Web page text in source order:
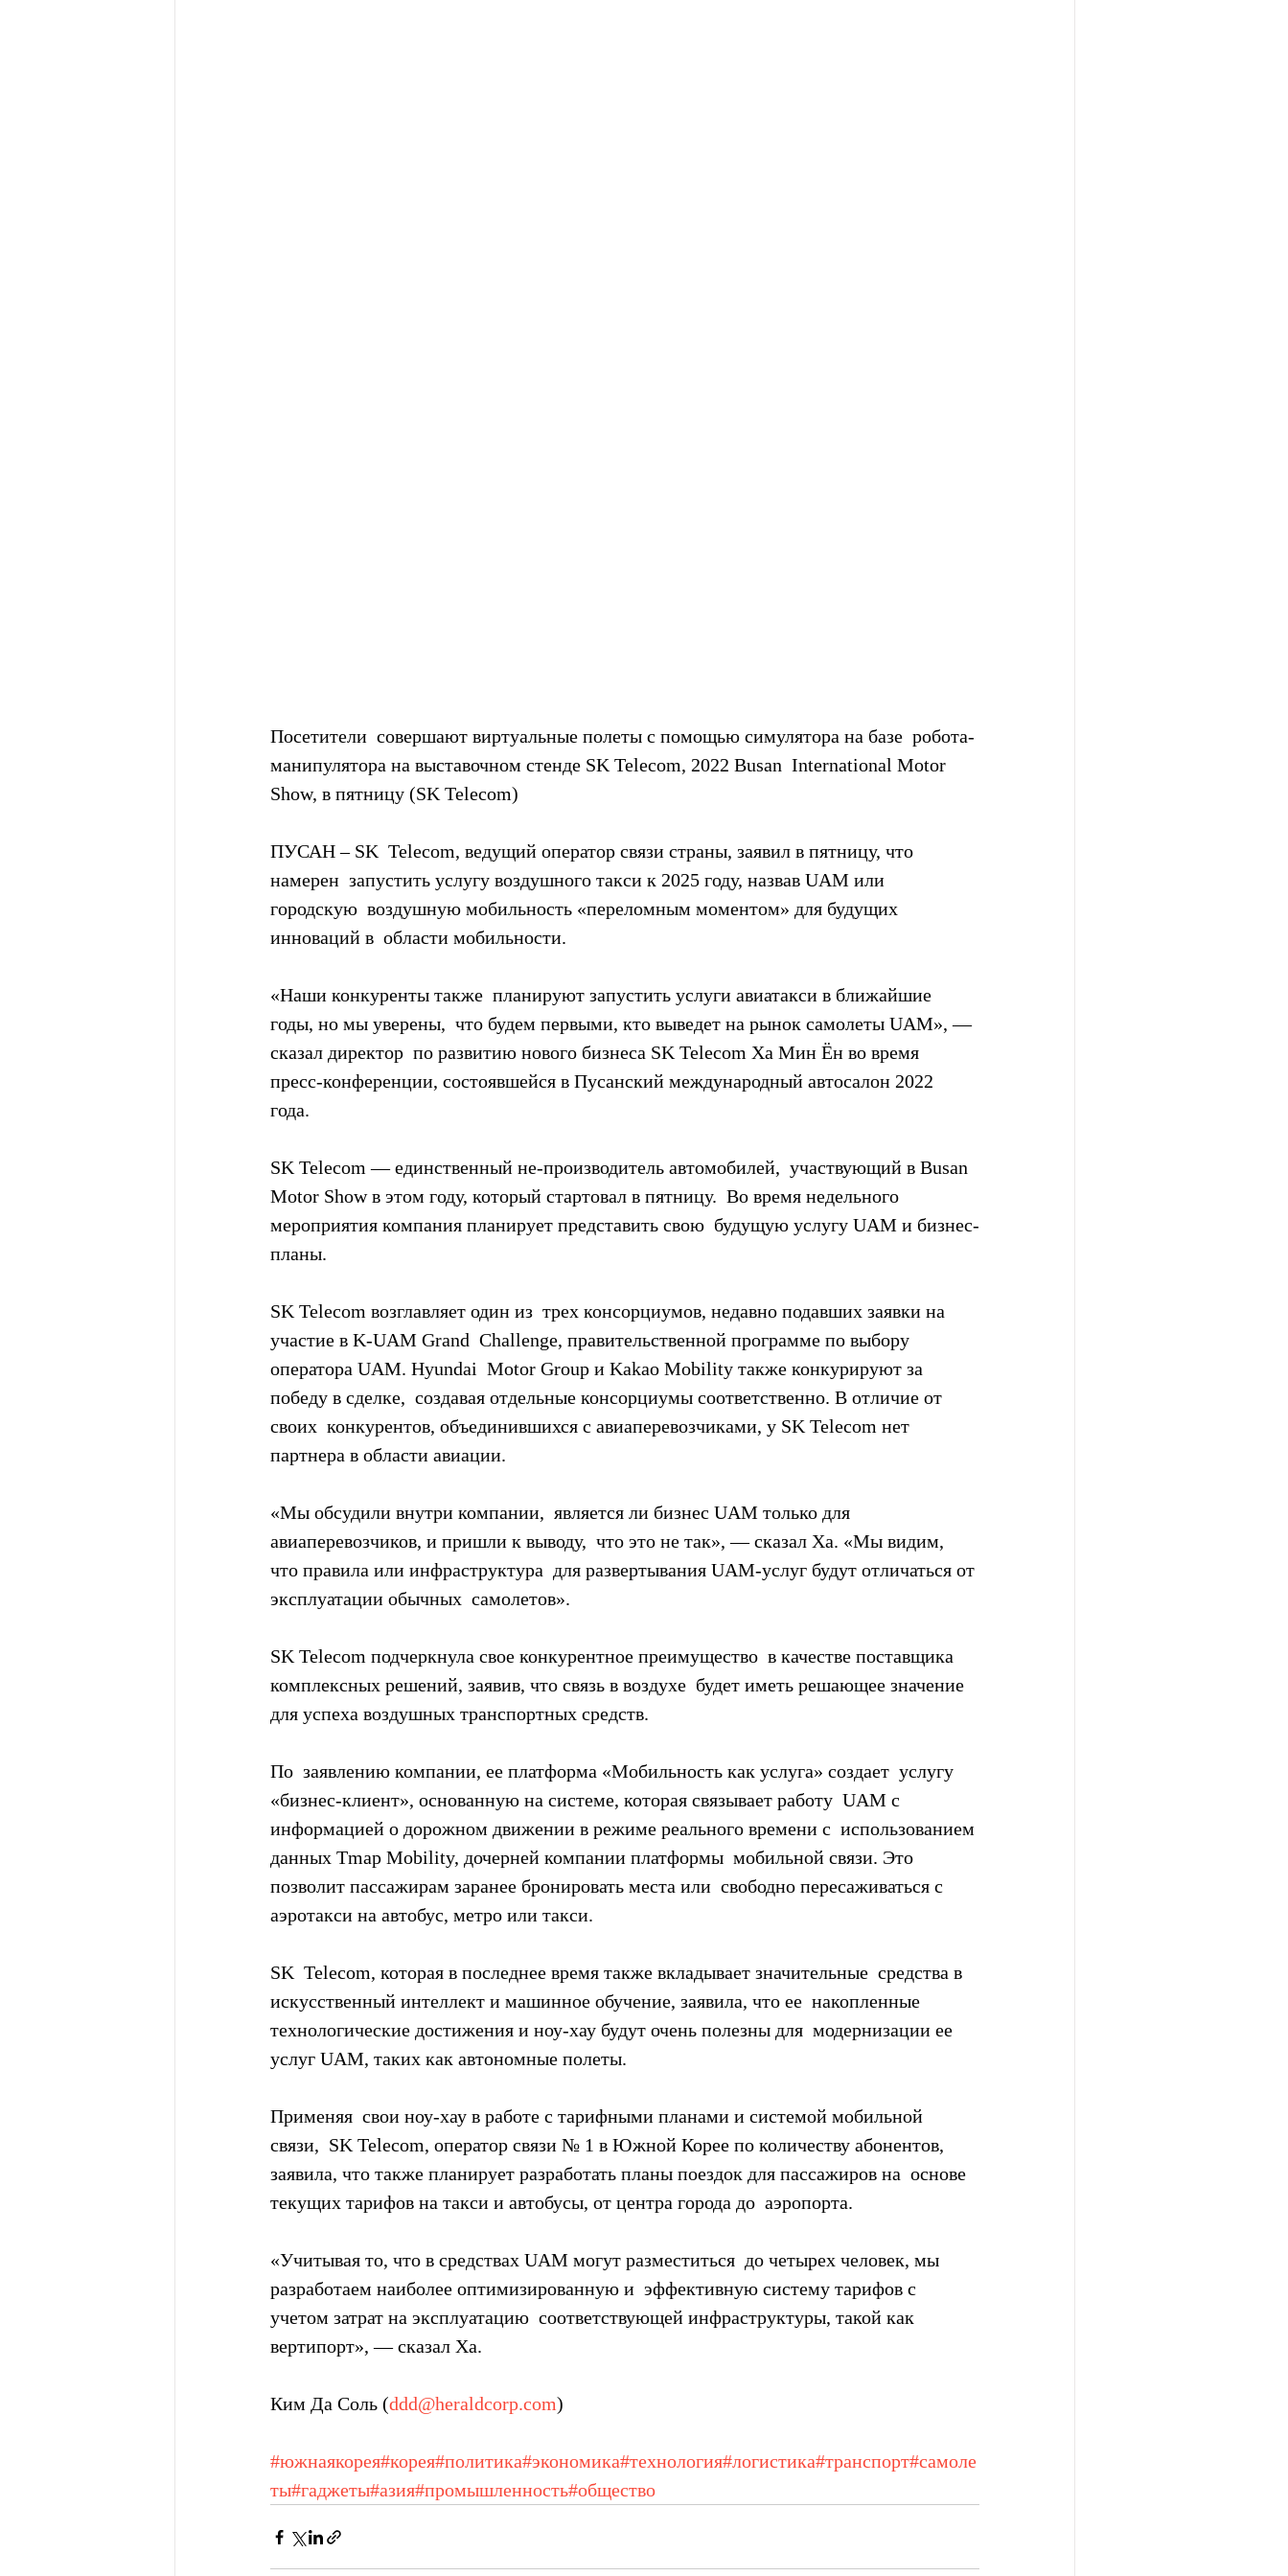
Посетители  совершают виртуальные полеты с помощью симулятора на базе  робота-
манипулятора на выставочном стенде SK Telecom, 2022 Busan  International Motor
Show, в пятницу (SK Telecom)
ПУСАН – SK  Telecom, ведущий оператор связи страны, заявил в пятницу, что
намерен  запустить услугу воздушного такси к 2025 году, назвав UAM или
городскую  воздушную мобильность «переломным моментом» для будущих
инноваций в  области мобильности.
«Наши конкуренты также  планируют запустить услуги авиатакси в ближайшие
годы, но мы уверены,  что будем первыми, кто выведет на рынок самолеты UAM», —
сказал директор  по развитию нового бизнеса SK Telecom Ха Мин Ён во время
пресс-конференции, состоявшейся в Пусанский международный автосалон 2022
года.
SK Telecom — единственный не-производитель автомобилей,  участвующий в Busan
Motor Show в этом году, который стартовал в пятницу.  Во время недельного
мероприятия компания планирует представить свою  будущую услугу UAM и бизнес-
планы.
SK Telecom возглавляет один из  трех консорциумов, недавно подавших заявки на
участие в K-UAM Grand  Challenge, правительственной программе по выбору
оператора UAM. Hyundai  Motor Group и Kakao Mobility также конкурируют за
победу в сделке,  создавая отдельные консорциумы соответственно. В отличие от
своих  конкурентов, объединившихся с авиаперевозчиками, у SK Telecom нет
партнера в области авиации.
«Мы обсудили внутри компании,  является ли бизнес UAM только для
авиаперевозчиков, и пришли к выводу,  что это не так», — сказал Ха. «Мы видим,
что правила или инфраструктура  для развертывания UAM-услуг будут отличаться от
эксплуатации обычных  самолетов».
SK Telecom подчеркнула свое конкурентное преимущество  в качестве поставщика
комплексных решений, заявив, что связь в воздухе  будет иметь решающее значение
для успеха воздушных транспортных средств.
По  заявлению компании, ее платформа «Мобильность как услуга» создает  услугу
«бизнес-клиент», основанную на системе, которая связывает работу  UAM с
информацией о дорожном движении в режиме реального времени с  использованием
данных Tmap Mobility, дочерней компании платформы  мобильной связи. Это
позволит пассажирам заранее бронировать места или  свободно пересаживаться с
аэротакси на автобус, метро или такси.
SK  Telecom, которая в последнее время также вкладывает значительные  средства в
искусственный интеллект и машинное обучение, заявила, что ее  накопленные
технологические достижения и ноу-хау будут очень полезны для  модернизации ее
услуг UAM, таких как автономные полеты.
Применяя  свои ноу-хау в работе с тарифными планами и системой мобильной
связи,  SK Telecom, оператор связи № 1 в Южной Корее по количеству абонентов,
заявила, что также планирует разработать планы поездок для пассажиров на  основе
текущих тарифов на такси и автобусы, от центра города до  аэропорта.
«Учитывая то, что в средствах UAM могут разместиться  до четырех человек, мы
разработаем наиболее оптимизированную и  эффективную систему тарифов с
учетом затрат на эксплуатацию  соответствующей инфраструктуры, такой как
вертипорт», — сказал Ха.
Ким Да Соль (ddd@heraldcorp.com)
#южнаякорея#корея#политика#экономика#технология#логистика#транспорт#самоле
ты#гаджеты#азия#промышленность#общество